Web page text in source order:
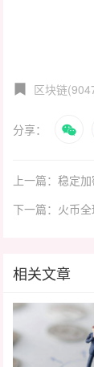
区块链
分享：
上一篇：稳定
下一篇：火币
相关文章